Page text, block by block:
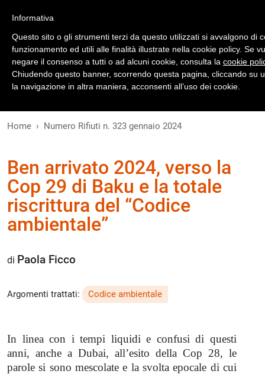
Home Numero Rifiuti n. 323 gennaio 2024
Ben arrivato 2024, verso la
Cop 29 di Baku e la totale
riscrittura del “Codice
ambientale”
di Paola Ficco
Argomenti trattati: Codice ambientale
In linea con i tempi liquidi e confusi di questi
anni, anche a Dubai, all’esito della Cop 28, le
parole si sono mescolate e la svolta epocale di cui
Informativa
Questo sito o gli strumenti terzi da questo utilizzati si avvalgono di
funzionamento ed utili alle finalità illustrate nella cookie policy. Se
negare il consenso a tutti o ad alcuni cookie, consulta la cookie
Chiudendo questo banner, scorrendo questa pagina, cliccando su
la navigazione in altra maniera, acconsenti all’uso dei cookie.